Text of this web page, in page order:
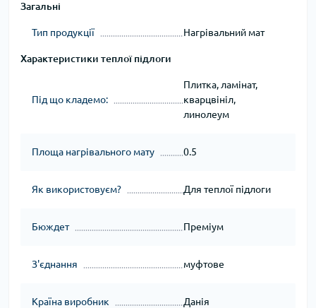
Загальні
Тип продукції Нагрівальний мат
Характеристики теплої підлоги
Під що кладемо:
Плитка, ламінат,
кварцвініл,
линолеум
Площа нагрівального мату 0.5
Як використовуєм? Для теплої підлоги
Бюждет Преміум
З'єднання муфтове
Країна виробник Данія